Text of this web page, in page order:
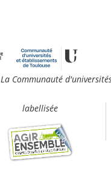
La Communauté
labellisée